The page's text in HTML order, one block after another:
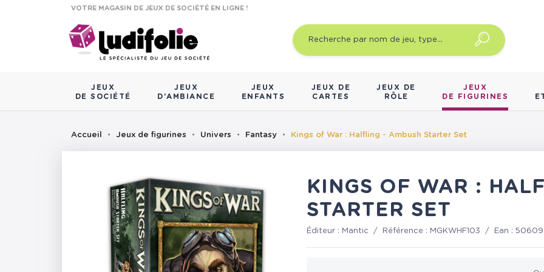
VOTRE MAGASIN DE JEUX DE SOCIÉTÉ EN LIGNE !
JEUX
DE SOCIÉTÉ
JEUX
D'AMBIANCE
JEUX
ENFANTS
JEUX DE
CARTES
JEUX DE
RÔLE
JEUX
DE FIGURINES
Accueil Jeux de figurines Univers Fantasy Kings of War : Halfling - Ambush Starter Set
KINGS OF WAR :
STARTER SET
Éditeur : Mantic / Référence : MGKWHF103 / Ean :